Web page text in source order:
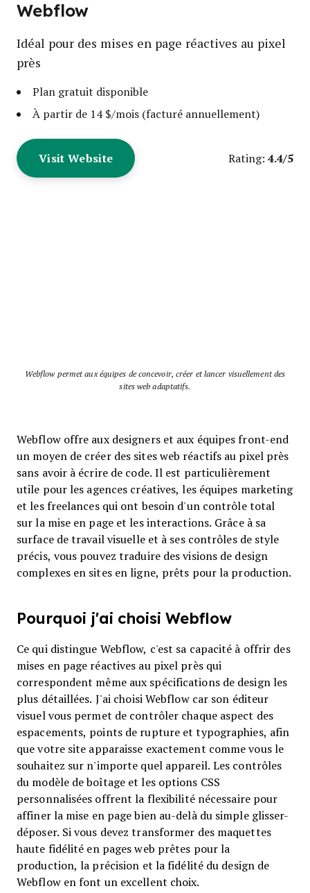
Webflow
Idéal pour des mises en page réactives au pixel
près
Plan gratuit disponible
À partir de 14 $/mois (facturé annuellement)
Visit Website Rating: 4.4/5
Webflow permet aux équipes de concevoir, créer et lancer visuellement des
sites web adaptatifs.
Webflow offre aux designers et aux équipes front-end
un moyen de créer des sites web réactifs au pixel près
sans avoir à écrire de code. Il est particulièrement
utile pour les agences créatives, les équipes marketing
et les freelances qui ont besoin d'un contrôle total
sur la mise en page et les interactions. Grâce à sa
surface de travail visuelle et à ses contrôles de style
précis, vous pouvez traduire des visions de design
complexes en sites en ligne, prêts pour la production.
Pourquoi j'ai choisi Webflow
Ce qui distingue Webflow, c'est sa capacité à offrir des
mises en page réactives au pixel près qui
correspondent même aux spécifications de design les
plus détaillées. J'ai choisi Webflow car son éditeur
visuel vous permet de contrôler chaque aspect des
espacements, points de rupture et typographies, afin
que votre site apparaisse exactement comme vous le
souhaitez sur n'importe quel appareil. Les contrôles
du modèle de boîtage et les options CSS
personnalisées offrent la flexibilité nécessaire pour
affiner la mise en page bien au-delà du simple glisser-
déposer. Si vous devez transformer des maquettes
haute fidélité en pages web prêtes pour la
production, la précision et la fidélité du design de
Webflow en font un excellent choix.